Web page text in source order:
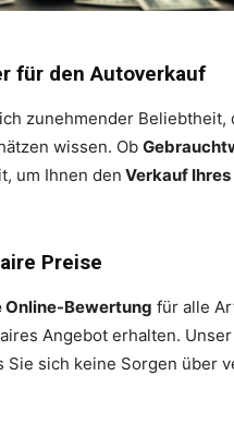
für den Autoverkauf
zunehmender Beliebtheit,
wissen. Ob
um Ihnen den Verkauf
Preise
Bewertung für alle
Angebot erhalten.
Sie sich keine Sorgen über